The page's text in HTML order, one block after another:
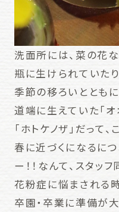
洗面所には、菜の花
瓶に生けられていたり
季節の移ろいととも
道端に生えていた「オ
「ホトケノザ」だって
春に近づくになるに
ー！！なんて、スタッ
花粉症に悩まされる
卒園・卒業に準備が